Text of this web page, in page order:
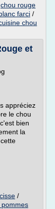
chou rouge
farci /
chou
et
appréciez
le chou
bien
la
/